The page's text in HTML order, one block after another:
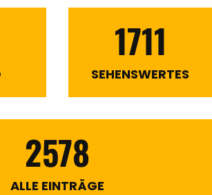
1711
SEHENSWERTES
2578
ALLE EINTRÄGE